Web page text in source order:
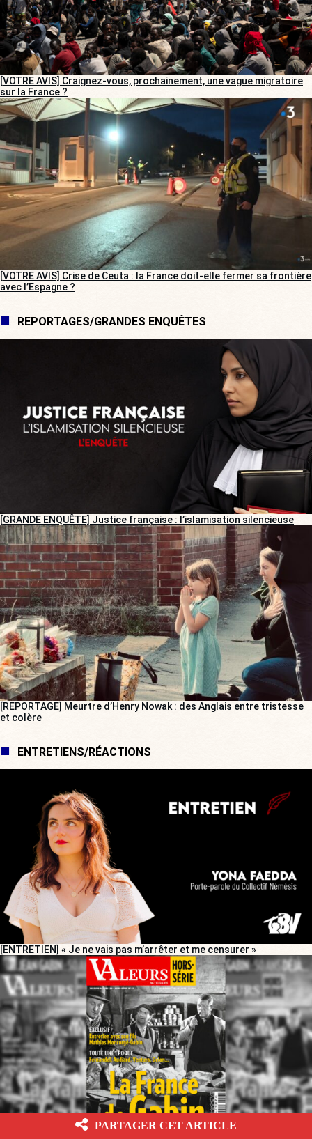
[VOTRE AVIS] Craignez-vous, prochainement, une vague migratoire
sur la France ?
[VOTRE AVIS] Crise de Ceuta : la France doit-elle fermer sa frontière
avec l’Espagne ?
REPORTAGES/GRANDES ENQUÊTES
[GRANDE ENQUÊTE] Justice française : l’islamisation silencieuse
[REPORTAGE] Meurtre d’Henry Nowak : des Anglais entre tristesse
et colère
ENTRETIENS/RÉACTIONS
[ENTRETIEN] « Je ne vais pas m’arrêter et me censurer »
PARTAGER CET ARTICLE